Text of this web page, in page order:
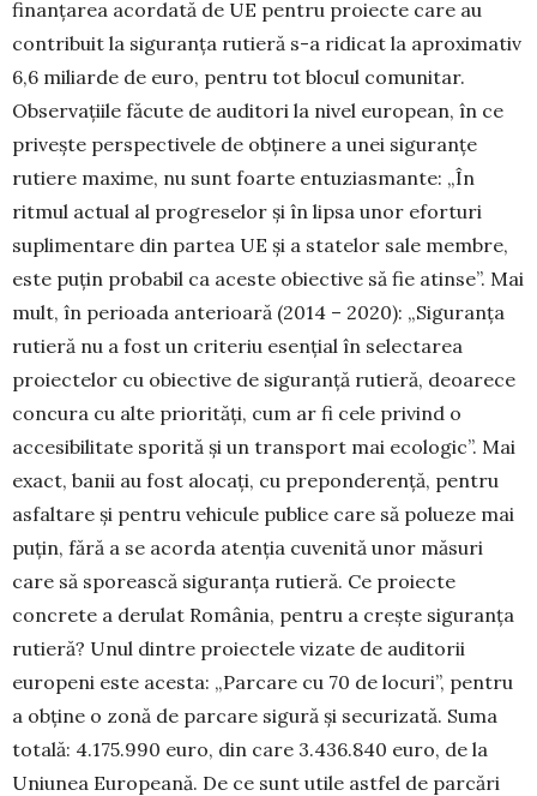
finanțarea acordată de UE pentru proiecte care au
contribuit la siguranța rutieră s-a ridicat la aproximativ
6,6 miliarde de euro, pentru tot blocul comunitar.
Observațiile făcute de auditori la nivel european, în ce
privește perspectivele de obținere a unei siguranțe
rutiere maxime, nu sunt foarte entuziasmante: „În
ritmul actual al progreselor și în lipsa unor eforturi
suplimentare din partea UE și a statelor sale membre,
este puțin probabil ca aceste obiective să fie atinse”. Mai
mult, în perioada anterioară (2014 – 2020): „Siguranța
rutieră nu a fost un criteriu esențial în selectarea
proiectelor cu obiective de siguranță rutieră, deoarece
concura cu alte priorități, cum ar fi cele privind o
accesibilitate sporită și un transport mai ecologic”. Mai
exact, banii au fost alocați, cu preponderență, pentru
asfaltare și pentru vehicule publice care să polueze mai
puțin, fără a se acorda atenția cuvenită unor măsuri
care să sporească siguranța rutieră. Ce proiecte
concrete a derulat România, pentru a crește siguranța
rutieră? Unul dintre proiectele vizate de auditorii
europeni este acesta: „Parcare cu 70 de locuri”, pentru
a obține o zonă de parcare sigură și securizată. Suma
totală: 4.175.990 euro, din care 3.436.840 euro, de la
Uniunea Europeană. De ce sunt utile astfel de parcări